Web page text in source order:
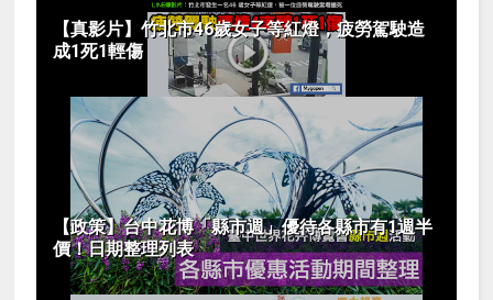
【真影片】竹北市46歲女子等紅燈，疲勞駕駛造
成1死1輕傷
【政策】台中花博「縣市週」優待各縣市有1週半
價！日期整理列表